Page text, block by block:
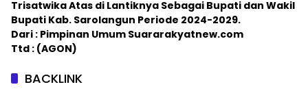
Trisatwika Atas di Lantiknya Sebagai Bupati dan Wakil
Bupati Kab. Sarolangun Periode 2024-2029.
Dari : Pimpinan Umum Suararakyatnew.com
Ttd : (AGON)
BACKLINK